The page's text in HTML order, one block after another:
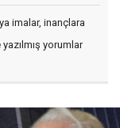
imalar, inançlara
yorumlar